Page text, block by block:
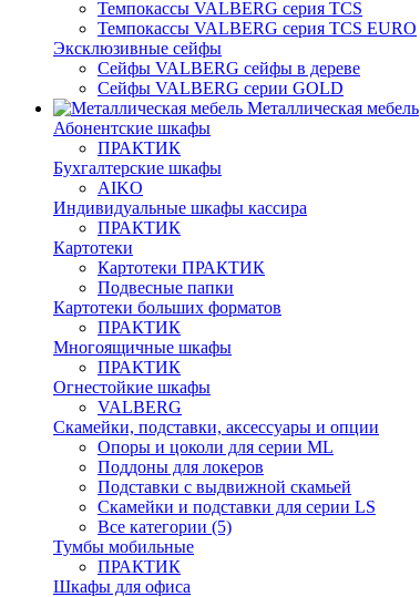
Темпокассы VALBERG серия TCS
Темпокассы VALBERG серия TCS EURO
Эксклюзивные сейфы
Сейфы VALBERG сейфы в дереве
Сейфы VALBERG серии GOLD
Металлическая мебель
Абонентские шкафы
ПРАКТИК
Бухгалтерские шкафы
AIKO
Индивидуальные шкафы кассира
ПРАКТИК
Картотеки
Картотеки ПРАКТИК
Подвесные папки
Картотеки больших форматов
ПРАКТИК
Многоящичные шкафы
ПРАКТИК
Огнестойкие шкафы
VALBERG
Скамейки, подставки, аксессуары и опции
Опоры и цоколи для серии ML
Поддоны для локеров
Подставки с выдвижной скамьей
Скамейки и подставки для серии LS
Все категории (5)
Тумбы мобильные
ПРАКТИК
Шкафы для офиса